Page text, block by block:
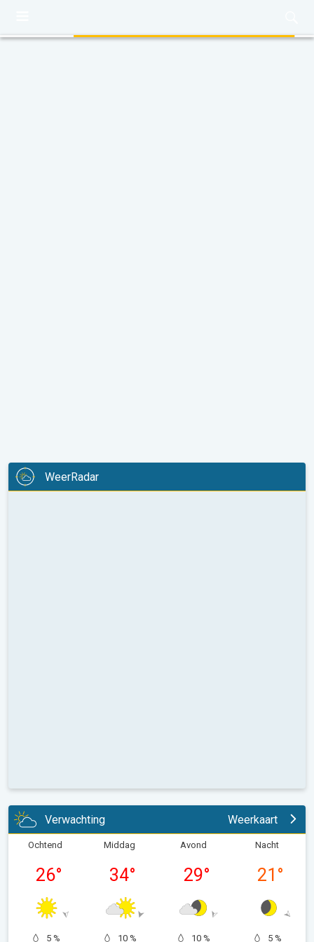
WeerRadar
Verwachting Weerkaart
Ochtend
26°
5 %
Middag
34°
10 %
Avond
29°
10 %
Nacht
21 °
5 %